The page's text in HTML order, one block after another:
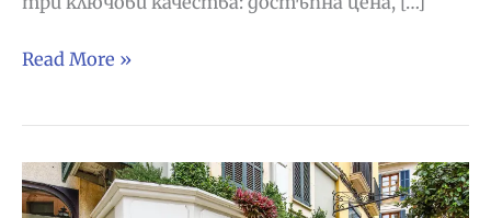
„Добър,
петте
най-
Read More »